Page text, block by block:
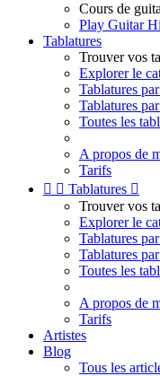
Cours de
Play Guitar
Tablatures
Trouver vos
Explorer le
Tablatures
Tablatures
Toutes les
A propos de
Tarifs
  Tablatures 
Trouver vos
Explorer le
Tablatures
Tablatures
Toutes les
A propos de
Tarifs
Artistes
Blog
Tous les